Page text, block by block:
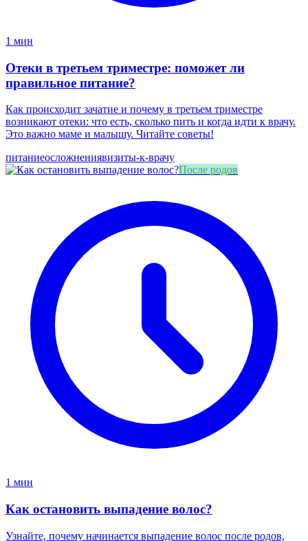
1 мин
Отеки в третьем триместре: поможет ли
правильное питание?
Как происходит зачатие и почему в третьем триместре
возникают отеки: что есть, сколько пить и когда идти к врачу.
Это важно маме и малышу. Читайте советы!
питаниеосложнениявизиты-к-врачу
После родов
1 мин
Как остановить выпадение волос?
Узнайте, почему начинается выпадение волос после родов,